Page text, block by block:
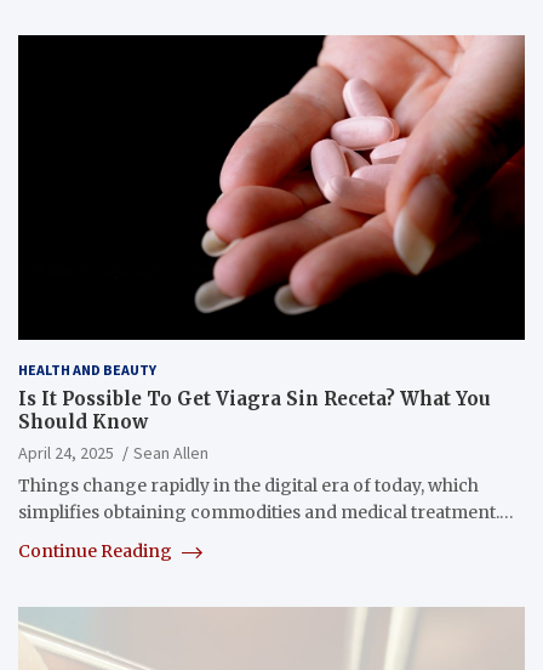
HEALTH AND BEAUTY
Is It Possible To Get Viagra Sin Receta? What You
Should Know
April 24, 2025
Sean Allen
Things change rapidly in the digital era of today, which
simplifies obtaining commodities and medical treatment.…
Continue Reading